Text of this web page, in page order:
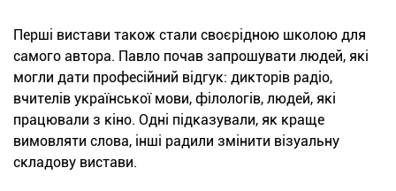
Перші вистави також стали своєрідною школою для
самого автора. Павло почав запрошувати людей, які
могли дати професійний відгук: дикторів радіо,
вчителів української мови, філологів, людей, які
працювали з кіно. Одні підказували, як краще
вимовляти слова, інші радили змінити візуальну
складову вистави.